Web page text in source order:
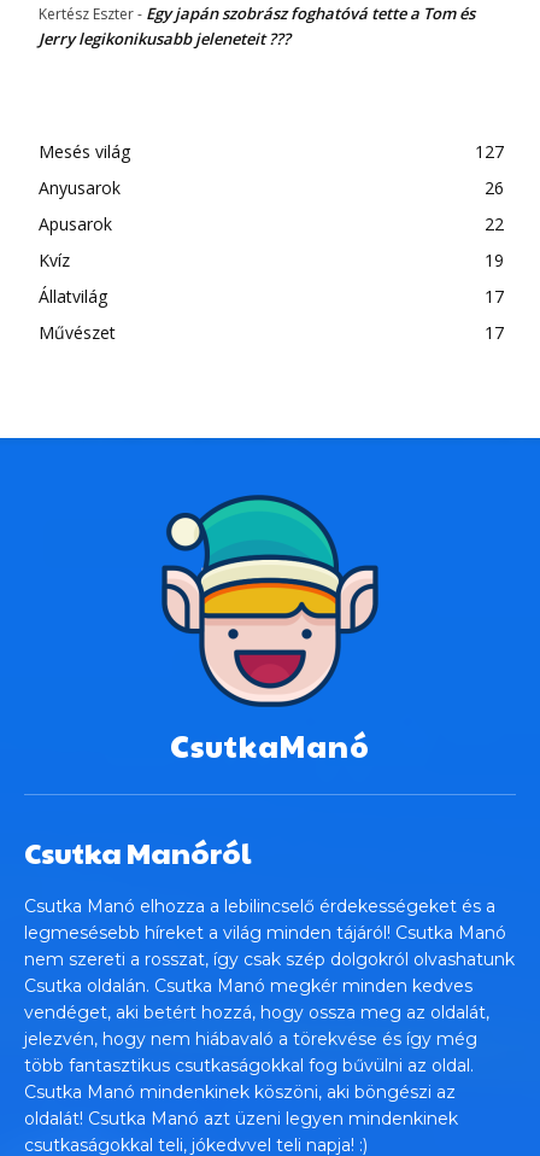
Kertész Eszter- Egy japán szobrász foghatóvá tette a Tom és
Jerry legikonikusabb jeleneteit ???
Mesés világ
127
Anyusarok
26
Apusarok
22
Kvíz
19
Állatvilág
17
Művészet
17
CsutkaManó
Csutka Manóról
Csutka Manó elhozza a lebilincselő érdekességeket és a
legmesésebb híreket a világ minden tájáról! Csutka Manó
nem szereti a rosszat, így csak szép dolgokról olvashatunk
Csutka oldalán. Csutka Manó megkér minden kedves
vendéget, aki betért hozzá, hogy ossza meg az oldalát,
jelezvén, hogy nem hiábavaló a törekvése és így még
több fantasztikus csutkaságokkal fog bűvülni az oldal.
Csutka Manó mindenkinek köszöni, aki böngészi az
oldalát! Csutka Manó azt üzeni legyen mindenkinek
csutkaságokkal teli, jókedvvel teli napja! :)